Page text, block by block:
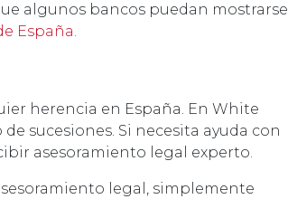
algunos bancos puedan mostrarse
España.
herencia en España. En White
sucesiones. Si necesita ayuda con
asesoramiento legal experto.
legal, simplemente